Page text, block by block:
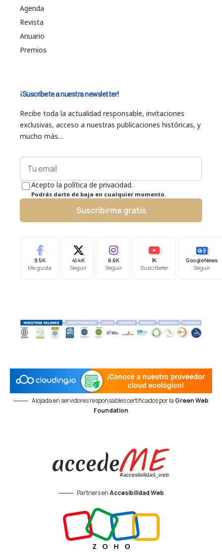
Agenda
Revista
Anuario
Premios
¡Suscríbete a nuestra newsletter!
Recibe toda la actualidad responsable, invitaciones
exclusivas, acceso a nuestras publicaciones históricas, y
mucho más…
Acepto la política de privacidad.
Podrás darte de baja en cualquier momento.
Suscribirme gratis
9.5K
Me gusta
41.4K
Seguir
6.6K
Seguir
1K
Suscríbete
Google News
Seguir
Alojada en servidores responsables certificados por la Green Web
Foundation
Partners enAccesibilidad Web